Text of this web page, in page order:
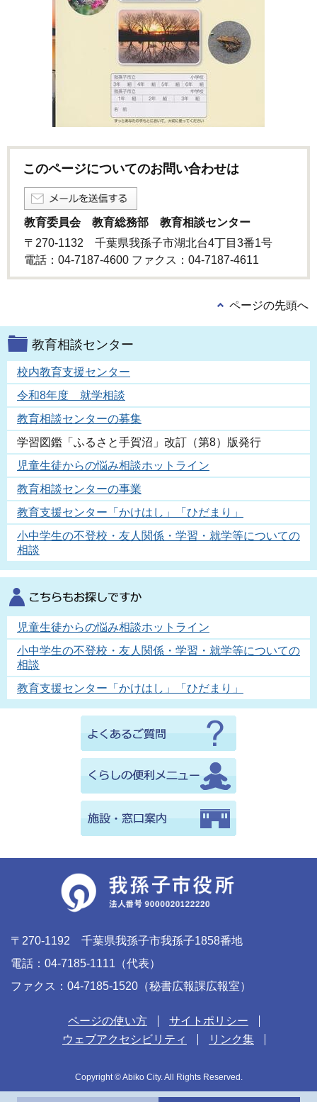
このページについてのお問い合わせは
教育委員会 教育総務部 教育相談センター
〒270-1132 千葉県我孫子市湖北台4丁目3番1号
電話：04-7187-4600 ファクス：04-7187-4611
ページの先頭へ
教育相談センター
校内教育支援センター
令和8年度 就学相談
教育相談センターの募集
学習図鑑「ふるさと手賀沼」改訂（第8）版発行
児童生徒からの悩み相談ホットライン
教育相談センターの事業
教育支援センター「かけはし」「ひだまり」
小中学生の不登校・友人関係・学習・就学等についての
相談
児童生徒からの悩み相談ホットライン
小中学生の不登校・友人関係・学習・就学等についての
相談
教育支援センター「かけはし」「ひだまり」
〒270-1192 千葉県我孫子市我孫子1858番地
電話：04-7185-1111（代表）
ファクス：04-7185-1520（秘書広報課広報室）
ページの使い方
サイトポリシー
ウェブアクセシビリティ
リンク集
Copyright © Abiko City. All Rights Reserved.